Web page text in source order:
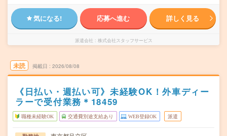
気になる! 応募へ進む 詳しく見る
派遣会社 株式会社スタッフサービス
未読 掲載日 2026/08/08
《日払い・週払い可》未経験OK！外車ディー
ラーで受付業務＊18459
職種未経験OK 交通費別途支給あり WEB登録OK 派遣